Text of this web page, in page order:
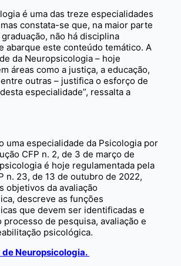
é uma das treze especialidades
constata-se que, na maior parte
não há disciplina
abarque este conteúdo temático. A
da Neuropsicologia – hoje
áreas como a justiça, a educação,
outras – justifica o esforço de
especialidade”, ressalta a
uma especialidade da Psicologia por
CFP n. 2, de 3 de março de
é hoje regulamentada pela
n. 23, de 13 de outubro de 2022,
objetivos da avaliação
descreve as funções
que devem ser identificadas e
processo de pesquisa, avaliação e
psicológica.
Neuropsicologia.